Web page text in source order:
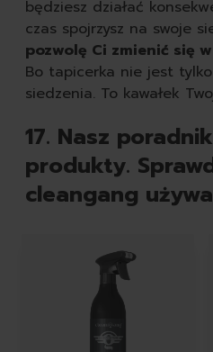
będziesz działać
czas spojrzysz na swoje
pozwolę Ci zmienić się
Bo tapicerka nie jest
siedzenia. To kawałek
17. Nasz
produkty.
cleangang